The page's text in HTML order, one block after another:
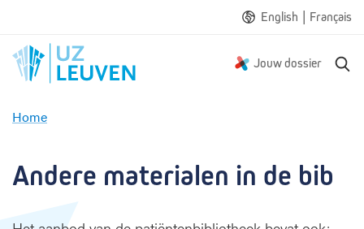
English | Français
Jouw dossier
Home
d
e
Andere materialen in de bib